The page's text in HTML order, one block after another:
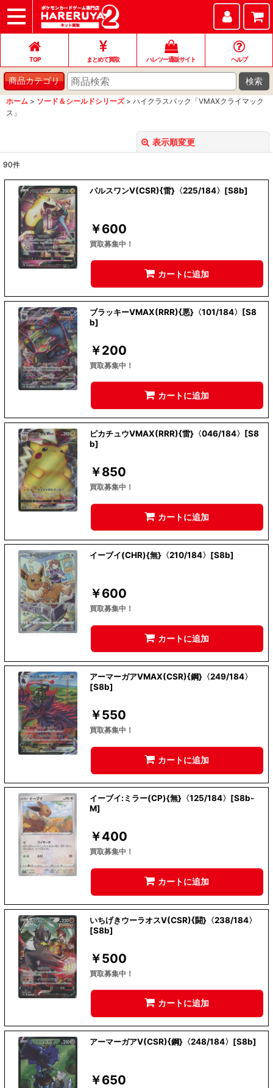
TOP
まとめて買取
ハレツー通販サイト
ヘルプ
お問い合わせ
TOP まとめて買取 ハレツー通販サイト ヘルプ
商品カテゴリ 検索
ホーム > ソード＆シールドシリーズ > ハイクラスパック「VMAXクライマック
ス」
表示順変更
並び順:
絞り込む
90件
パルスワンV(CSR){雷}〈225/184〉[S8b]
￥600
買取募集中！
カートに追加
ブラッキーVMAX(RRR){悪}〈101/184〉[S8
b]
￥200
買取募集中！
カートに追加
ピカチュウVMAX(RRR){雷}〈046/184〉[S8
b]
￥850
買取募集中！
カートに追加
イーブイ(CHR){無}〈210/184〉[S8b]
￥600
買取募集中！
カートに追加
アーマーガアVMAX(CSR){鋼}〈249/184〉
[S8b]
￥550
買取募集中！
カートに追加
イーブイ:ミラー(CP){無}〈125/184〉[S8b-
M]
￥400
買取募集中！
カートに追加
いちげきウーラオスV(CSR){闘}〈238/184〉
[S8b]
￥500
買取募集中！
カートに追加
アーマーガアV(CSR){鋼}〈248/184〉[S8b]
￥650